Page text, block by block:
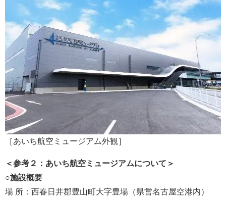
［あいち航空ミュージアム外観］
＜参考２：あいち航空ミュージアムについて＞
○施設概要
場 所：西春日井郡豊山町大字豊場（県営名古屋空港内）